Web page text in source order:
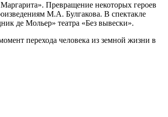
Превращение некоторых героев
М.А. Булгакова. В спектакле
де Мольер» театра «Без вывески».
перехода человека из земной жизни в